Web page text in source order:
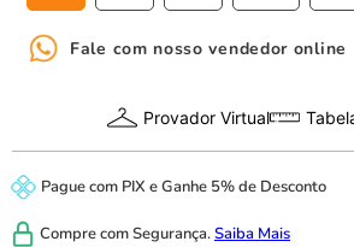
Fale com nosso vendedor online
Provador Virtual
Pague com PIX eGanhe 5% de Desconto
Compre comSegurança.Saiba Mais